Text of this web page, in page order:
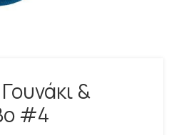
&
#4